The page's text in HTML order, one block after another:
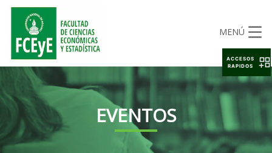
MENÚ
EVENTOS
ACCESOS
RAPIDOS